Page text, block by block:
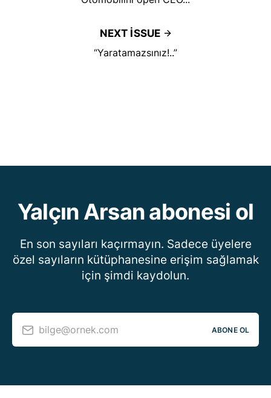
NEXT ISSUE
“Yaratamazsınız!..”
Yalçın Arsan abonesi ol
En son sayıları kaçırmayın. Sadece üyelere
özel sayıların kütüphanesine erişim sağlamak
için şimdi kaydolun.
bilge@ornek.com ABONE OL